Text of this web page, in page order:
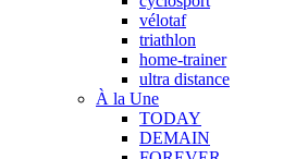
vélotaf
triathlon
home-trainer
ultra distance
À la Une
TODAY
DEMAIN